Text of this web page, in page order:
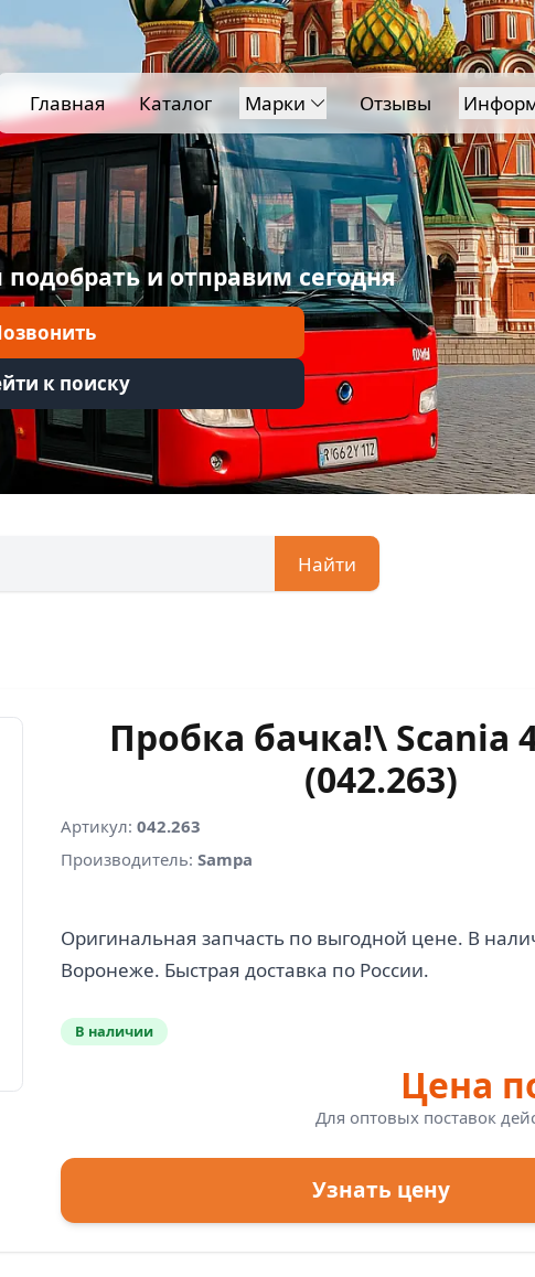
Главная Каталог Марки Отзывы
и отправим сегодня
к поиску
Найти
Пробка бачка!\ Scania
(042.263)
Артикул: 042.263
Производитель: Sampa
Оригинальная запчасть по выгодной цене. В
В наличии
Цена
Для оптовых поставок
Узнать цену